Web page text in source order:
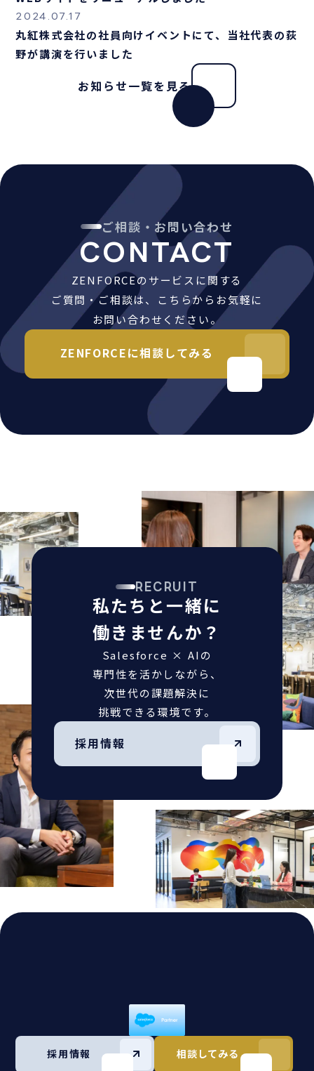
2024.07.17
丸紅株式会社の社員向けイベントにて、当社代表の荻
野が講演を行いました
お知らせ一覧を見る
ご相談・お問い合わせ
CONTACT
ZENFORCEのサービスに関する
ご質問・ご相談は、こちらからお気軽に
お問い合わせください。
ZENFORCEに相談してみる
RECRUIT
私たちと一緒に
働きませんか？
Salesforce × AIの
専門性を活かしながら、
次世代の課題解決に
挑戦できる環境です。
採用情報
採用情報 相談してみる